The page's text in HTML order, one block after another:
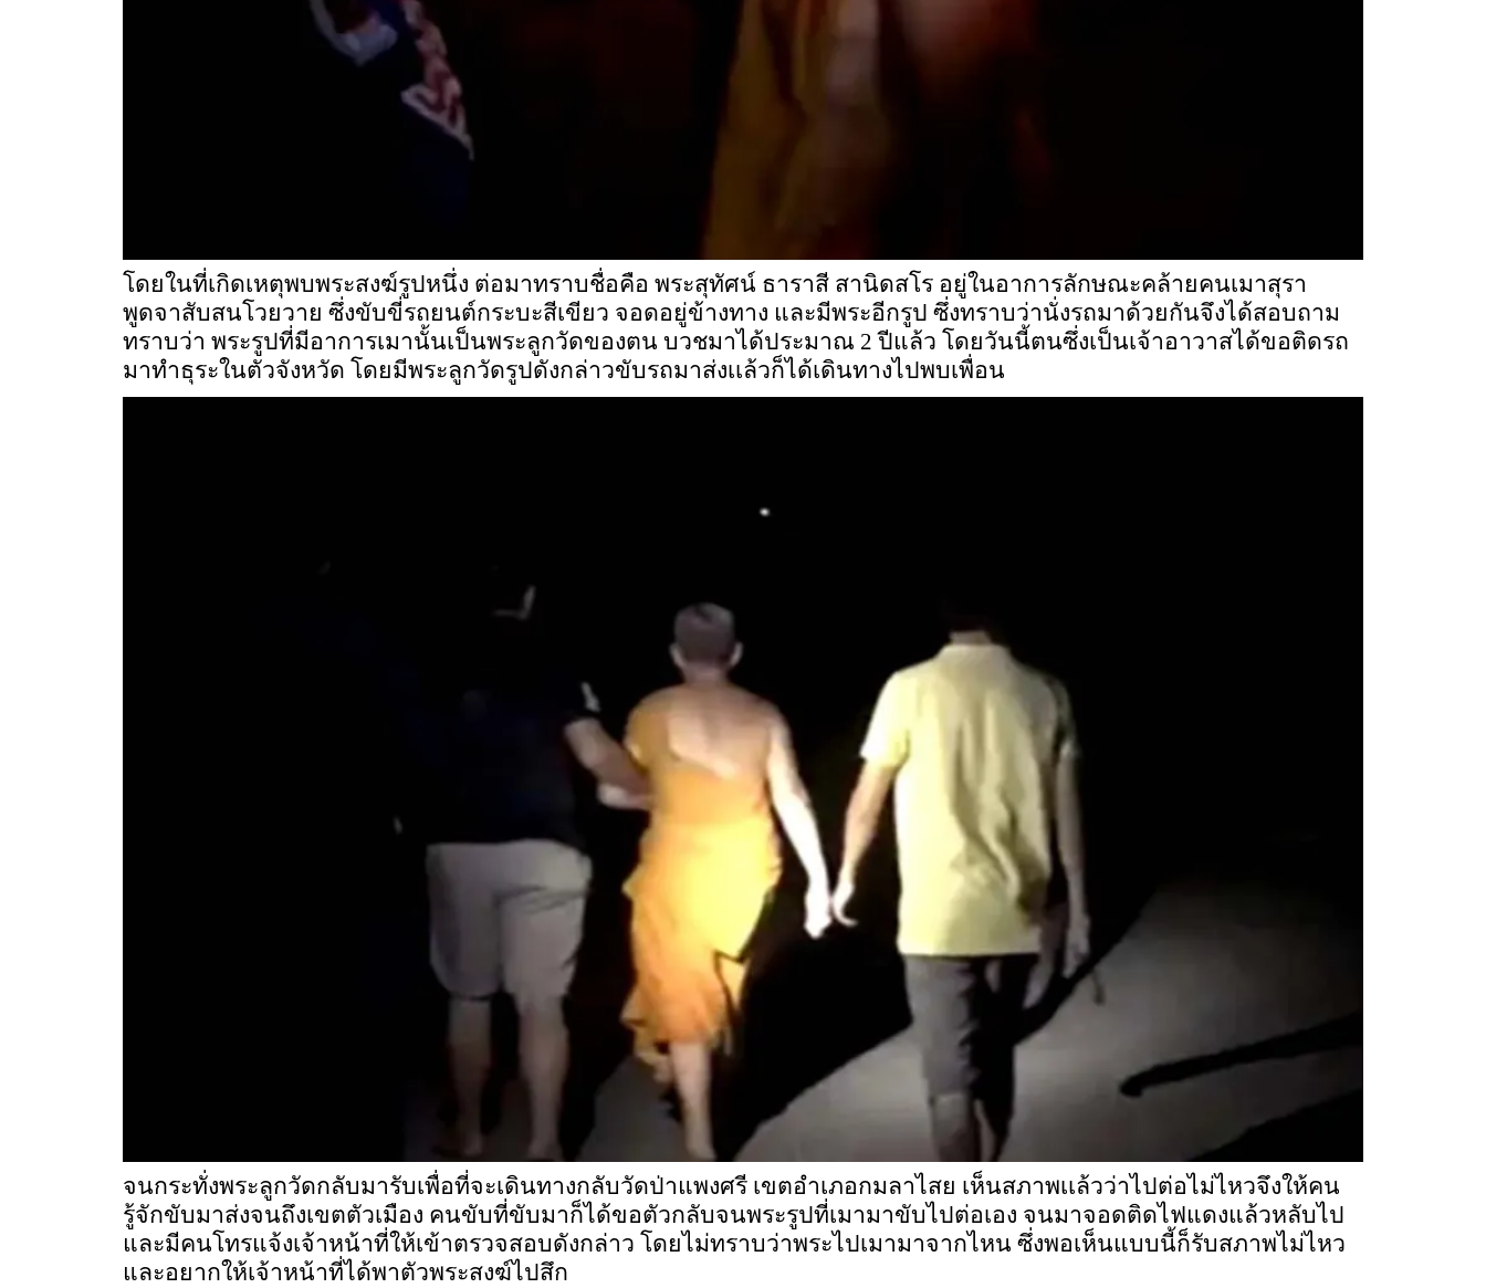
โดยในที่เกิดเหตุพบพระสงฆ์รูปหนึ่ง ต่อมาทราบชื่อคือ พระสุทัศน์ ธาราสี สานิดสโร อยู่ในอาการลักษณะคล้ายคนเมาสุรา
พูดจาสับสนโวยวาย ซึ่งขับขี่รถยนต์กระบะสีเขียว จอดอยู่ข้างทาง และมีพระอีกรูป ซึ่งทราบว่านั่งรถมาด้วยกันจึงได้สอบถาม
ทราบว่า พระรูปที่มีอาการเมานั้นเป็นพระลูกวัดของตน บวชมาได้ประมาณ 2 ปีแล้ว โดยวันนี้ตนซึ่งเป็นเจ้าอาวาสได้ขอติดรถ
มาทำธุระในตัวจังหวัด โดยมีพระลูกวัดรูปดังกล่าวขับรถมาส่งเเล้วก็ได้เดินทางไปพบเพื่อน
จนกระทั่งพระลูกวัดกลับมารับเพื่อที่จะเดินทางกลับวัดป่าแพงศรี เขตอำเภอกมลาไสย เห็นสภาพเเล้วว่าไปต่อไม่ไหวจึงให้คน
รู้จักขับมาส่งจนถึงเขตตัวเมือง คนขับที่ขับมาก็ได้ขอตัวกลับจนพระรูปที่เมามาขับไปต่อเอง จนมาจอดติดไฟแดงแล้วหลับไป
และมีคนโทรแจ้งเจ้าหน้าที่ให้เข้าตรวจสอบดังกล่าว โดยไม่ทราบว่าพระไปเมามาจากไหน ซึ่งพอเห็นแบบนี้ก็รับสภาพไม่ไหว
และอยากให้เจ้าหน้าที่ได้พาตัวพระสงฆ์ไปสึก